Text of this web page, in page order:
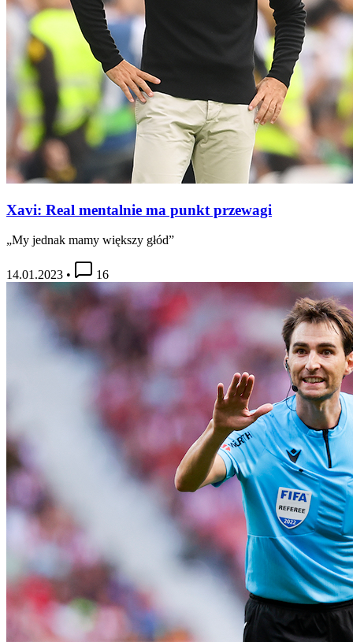
Xavi: Real mentalnie ma punkt przewagi
„My jednak mamy większy głód”
14.01.2023 • 16